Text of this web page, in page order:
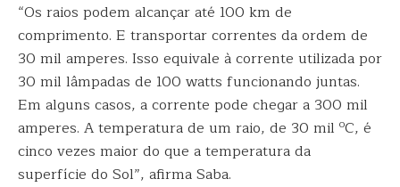
“Os raios podem alcançar até 100 km de
comprimento. E transportar correntes da ordem de
30 mil amperes. Isso equivale à corrente utilizada por
30 mil lâmpadas de 100 watts funcionando juntas.
Em alguns casos, a corrente pode chegar a 300 mil
amperes. A temperatura de um raio, de 30 mil oC, é
cinco vezes maior do que a temperatura da
superfície do Sol”, afirma Saba.